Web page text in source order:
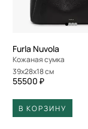
Furla Nuvola
Кожаная сумка
39x28x18 см
55500 ₽
В КОРЗИНУ